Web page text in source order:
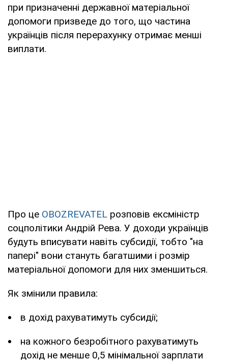
при призначенні державної матеріальної
допомоги призведе до того, що частина
українців після перерахунку отримає менші
виплати.
Про це OBOZREVATEL розповів ексміністр
соцполітики Андрій Рева. У доходи українців
будуть вписувати навіть субсидії, тобто "на
папері" вони стануть багатшими і розмір
матеріальної допомоги для них зменшиться.
Як змінили правила:
в дохід рахуватимуть субсидії;
на кожного безробітного рахуватимуть
дохід не менше 0,5 мінімальної зарплати